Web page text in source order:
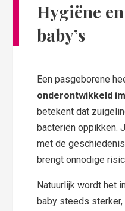
Hygiëne
baby’s
Een pasgeborene
onderontwikkeld
betekent dat
bacteriën oppikken.
met de
brengt onnodige
Natuurlijk wordt het
baby steeds